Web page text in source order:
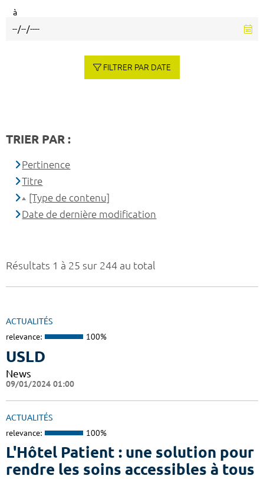
Résultats 1 à 25 sur 244 au total
ACTUALITÉS
relevance: 100%
USLD
News
09/01/2024 01:00
ACTUALITÉS
relevance: 100%
L'Hôtel Patient : une solution pour
rendre les soins accessibles à tous
à
FILTRER PAR DATE
TRIER PAR :
Pertinence
Titre
[Type de contenu]
Date de dernière modification